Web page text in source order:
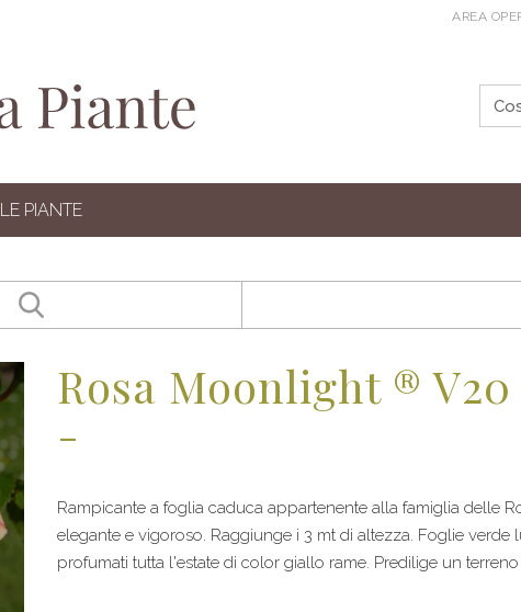
AREA
LE PIANTE
Rosa Moonlight ®
-
Rampicante a foglia caduca appartenente alla famiglia delle
elegante e vigoroso. Raggiunge i 3 mt di altezza. Foglie verde
profumati tutta l'estate di color giallo rame. Predilige un